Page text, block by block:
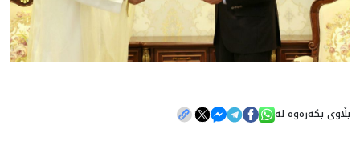
بڵاوی بکەرەوە لە